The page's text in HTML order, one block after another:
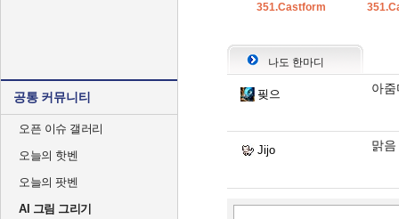
공통 커뮤니티
오픈 이슈 갤러리
오늘의 핫벤
오늘의 팟벤
AI 그림 그리기
351.Castform
나도 한마디
핒으 아
Jijo 맑